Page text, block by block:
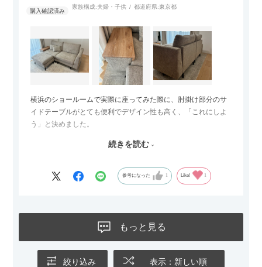
家族構成:夫婦・子供 都道府県:東京都
横浜のショールームで実際に座ってみた際に、肘掛け部分のサ
イドテーブルがとても便利でデザイン性も高く、「これにしよ
う」と決めました。
サイズは2.5人掛けですが、幅184cmとコンパクトなので圧迫感
グとのバランスもぴったりで、リビング全体がすっきり見えま
ないのもお気に入りのポイントです。さらに、わが家はソファ
の後ろ側を通ることも多い間取りなので、背面まできれいに仕
ても美しく、空間の印象を損ないません。
続きを読む
参考になった Like!
もっと見る
絞り込み 表示：新しい順